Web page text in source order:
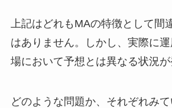
上記はどれもMAの特徴として間
はありません。しかし、実際に
場において予想とは異なる状況が
どのような問題か、それぞれみて